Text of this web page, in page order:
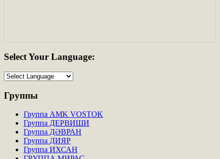
SelectYour Language:
Группы
Группа AMK VOSTOK
Группа ДЕРВИШИ
Группа ДӘВРАН
Группа ДИЯР
Группа ИХСАН